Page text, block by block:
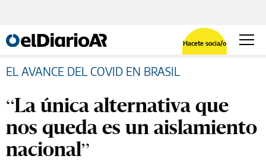
Hacete socia/o
EL AVANCE DEL COVID EN BRASIL
“La única alternativa que
nos queda es un aislamiento
nacional”